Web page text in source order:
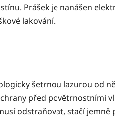
Prášek je nanášen
lakování.
šetrnou lazurou od
před povětrnostními
odstraňovat, stačí